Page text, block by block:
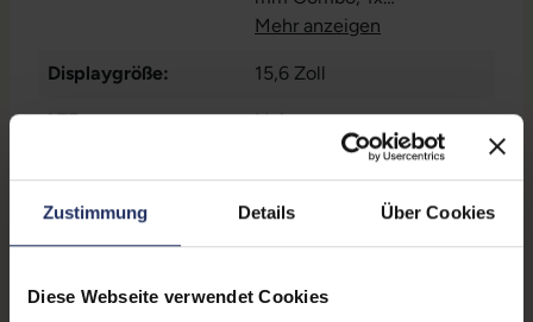
Zustimmung Details Über Cookies
Diese Webseite verwendet Cookies
Dockingstationanschluss
SD-Kartenleser
Typ A, 2x USB 3 Typ C
Mehr anzeigen
Displaygröße: 15,6 Zoll
LTE: Nein
1920 x 1080 FHD
Tastaturlayout:
Deutsch (QWERTZ) mit
Ziffernblock
Onboard-Grafik: Intel® UHD Graphics